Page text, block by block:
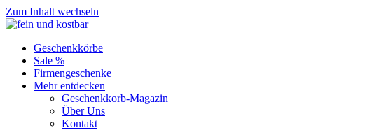
Zum Inhalt wechseln
Geschenkkörbe
Sale %
Firmengeschenke
Mehr entdecken
Geschenkkorb-Magazin
Über Uns
Kontakt